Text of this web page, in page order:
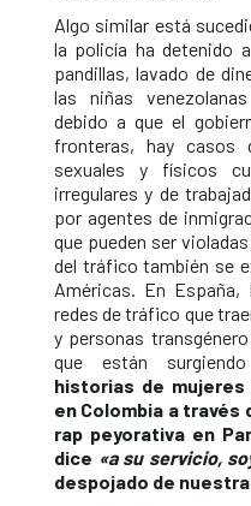
Algo similar está
la policía ha detenido
pandillas, lavado de
las niñas
debido a que el
fronteras, hay casos
sexuales y físicos
irregulares y de
por agentes de
que pueden ser
del tráfico también se
Américas. En
redes de tráfico que
y personas
que están
historias de
en Colombia a través
rap peyorativa en
dice «a su servicio,
despojado de